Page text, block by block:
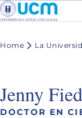
Home La
Jenny
DOCTOR EN